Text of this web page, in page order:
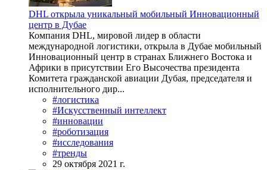
DHL открыла уникальный мобильный Инновационный
центр в Дубае
Компания DHL, мировой лидер в области
международной логистики, открыла в Дубае мобильный
Инновационный центр в странах Ближнего Востока и
Африки в присутствии Его Высочества президента
Комитета гражданской авиации Дубая, председателя и
исполнительного дир...
#логистика
#Искусственный интеллект
#инновации
#роботизация
#исследования
#тренды
29 октября 2021 г.